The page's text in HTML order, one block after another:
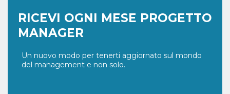
RICEVI OGNI MESE PROGETTO
MANAGER
Un nuovo modo per tenerti aggiornato sul mondo
del management e non solo.